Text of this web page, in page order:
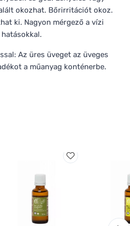
okozhat. Bőrirritációt okoz.
ki. Nagyon mérgező a vízi
Az üres üveget az üveges
a műanyag konténerbe.